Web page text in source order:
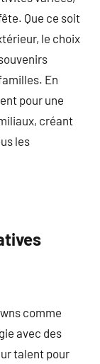
Que ce soit
le choix
En
pour une
créant
les
comme
avec des
talent pour